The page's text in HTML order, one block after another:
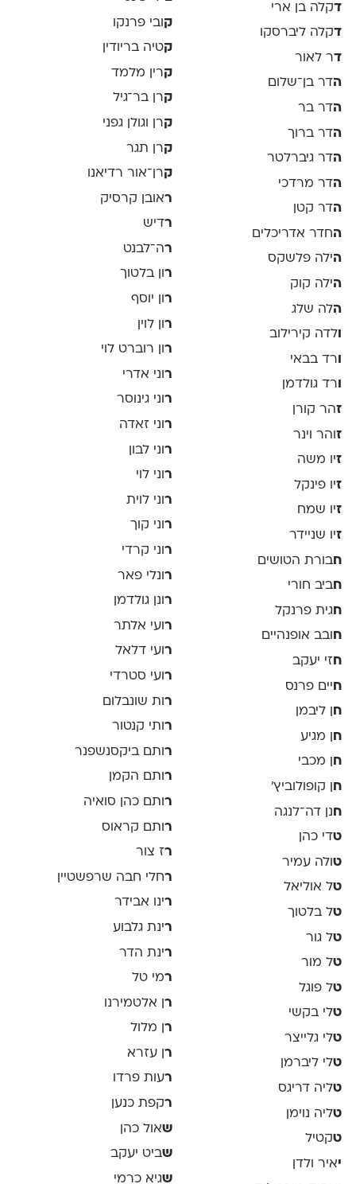
דקלה בן ארי
דקלה ליברסקו
דר לאור
הדר בן־שלום
הדר בר
הדר ברוך
הדר גיברלטר
הדר מרדכי
הדר קטן
החדר אדריכלים
הילה פלשקס
הילה קוק
הִלה שלג
ולדה קירילוב
רד בבאי
ורד גולדמן
זהר קורן
זוהר וינר
זיו משה
זיו פינקל
זיו שמח
זיו שניידר
חבורת הטושים
חביב חורי
ח גית פרנקל
חובב אופנהיים
חזי יעקב
חיים פרנס
ח
ן ליבמן
ח
ן מגיע
ח ן מכבי
ח
ן קופולוביץ'
חנן דה־לנגה
טדי כהן
טולה עמיר
טל אוליאל
טל בלטוך
טל גור
טל מור
טל פוגל
טלי בקשי
טלי גלייצר
טלי ליברמן
טליה דריגס
טליה נוימן
טקטיל
יאיר ולדן
קובי פרנקו
קטיה בריודין
קרין מלמד
קרן בר־גיל
קרן וגולן גפני
קרן תגר
קרן־אור רדיאנו
ראובן קרסיק
רדיש
רה־לבנט
רון בלטוך
ר ון יוסף
ר ון לוין
רון רוברט לוי
ר וני אדרי
רוני גינוסר
ר וני זאדה
ר וני לבון
רוני לוי
ר וני לוית
רוני קוך
ר וני קרדי
ר ונלי פאר
רונן גולדמן
ר ועי אלתר
רועי דלאל
ר ועי סטרדי
רות שונבלום
ר ותי קנטור
ר ותם ביקסנשפנר
רותם הקמן
ר ותם כהן סואיה
רותם קראוס
רז צור
רחלי חבה שרפשטיין
רינו אבידר
רינת גלבוע
רינת הדר
רמי טל
ר ן אלטמירנו
ר ן מלול
ר ן עזרא
רעות פרדו
רקפת כנען
שאול כהן
שביט יעקב
שגיא כרמי